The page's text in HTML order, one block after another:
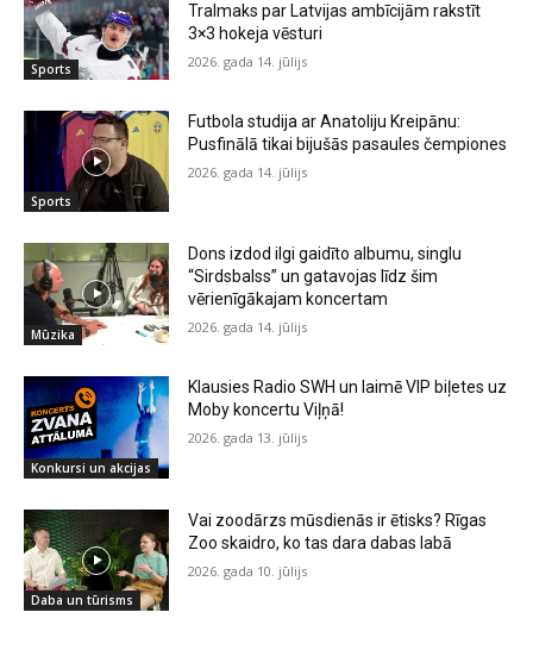
Sports
Tralmaks par Latvijas ambīcijām rakstīt
3×3 hokeja vēsturi
2026. gada 14. jūlijs
Sports
Futbola studija ar Anatoliju Kreipānu:
Pusfinālā tikai bijušās pasaules čempiones
2026. gada 14. jūlijs
Mūzika
Dons izdod ilgi gaidīto albumu, singlu
“Sirdsbalss” un gatavojas līdz šim
vērienīgākajam koncertam
2026. gada 14. jūlijs
Konkursi un akcijas
Klausies Radio SWH un laimē VIP biļetes uz
Moby koncertu Viļņā!
2026. gada 13. jūlijs
Daba un tūrisms
Vai zoodārzs mūsdienās ir ētisks? Rīgas
Zoo skaidro, ko tas dara dabas labā
2026. gada 10. jūlijs